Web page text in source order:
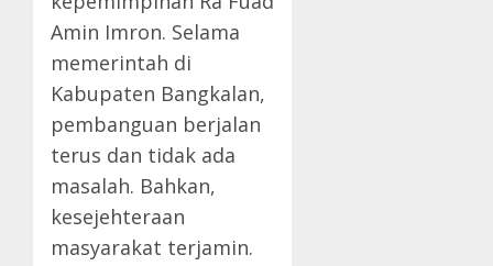
Amin Imron. Selama
memerintah di
Kabupaten Bangkalan,
pembanguan berjalan
terus dan tidak ada
masalah. Bahkan,
kesejehteraan
masyarakat terjamin.